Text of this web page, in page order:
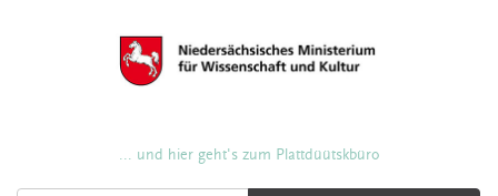
... und hier geht's zum Plattdüütskbüro